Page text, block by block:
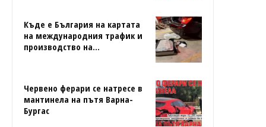
Къде е България на картата
на международния трафик и
производство на...
Червено ферари се натресе в
мантинела на пътя Варна-
Бургас